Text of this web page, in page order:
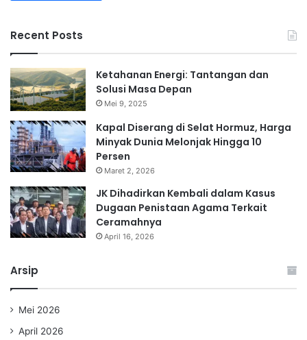
Recent Posts
Ketahanan Energi: Tantangan dan
Solusi Masa Depan
Mei 9, 2025
Kapal Diserang di Selat Hormuz, Harga
Minyak Dunia Melonjak Hingga 10
Persen
Maret 2, 2026
JK Dihadirkan Kembali dalam Kasus
Dugaan Penistaan Agama Terkait
Ceramahnya
April 16, 2026
Arsip
Mei 2026
April 2026